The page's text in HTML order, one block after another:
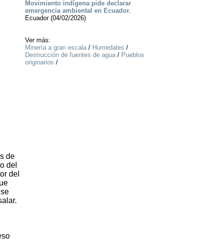
de
del
del
Movimiento indígena pide declarar
emergencia ambiental en Ecuador.
Ecuador (04/02/2026)
Ver más:
Minería a gran escala/ Humedales /
Destrucción de fuentes de agua/ Pueblos
originarios /